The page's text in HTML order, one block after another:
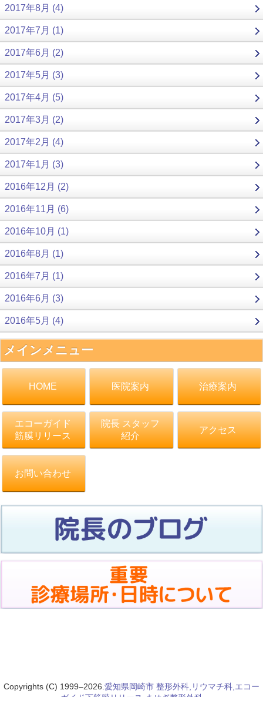
2017年8月 (4)
2017年7月 (1)
2017年6月 (2)
2017年5月 (3)
2017年4月 (5)
2017年3月 (2)
2017年2月 (4)
2017年1月 (3)
2016年12月 (2)
2016年11月 (6)
2016年10月 (1)
2016年8月 (1)
2016年7月 (1)
2016年6月 (3)
2016年5月 (4)
メインメニュー
HOME 医院案内 治療案内
エコーガイド
筋膜リリース
院長 スタッフ
紹介
アクセス
お問い合わせ
Copyrights (C) 1999–2026. 愛知県岡崎市 整形外科,リウマチ科,エコー
ガイド下筋膜リリース ませぎ整形外科